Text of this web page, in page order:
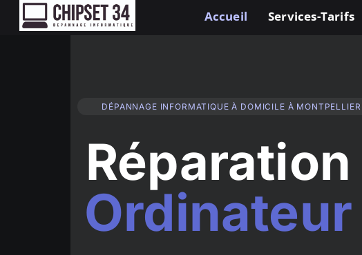
Accueil Services-Tarifs
DÉPANNAGE INFORMATIQUE À DOMICILE À
Réparation
Ordinateur